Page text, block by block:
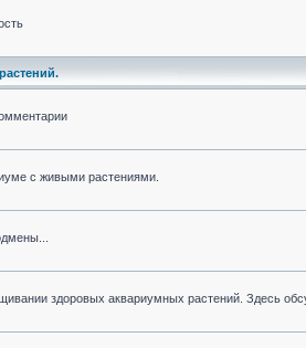
с живыми растениями.
здоровых аквариумных растений. Здесь